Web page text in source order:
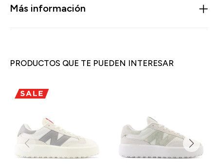
Más información
PRODUCTOS QUE TE PUEDEN INTERESAR